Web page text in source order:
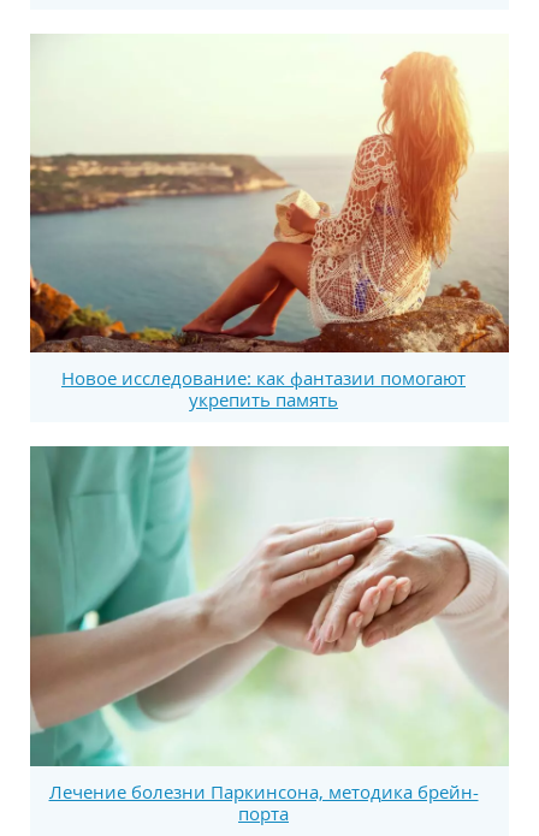
Новое исследование: как фантазии помогают
укрепить память
Лечение болезни Паркинсона, методика брейн-
порта